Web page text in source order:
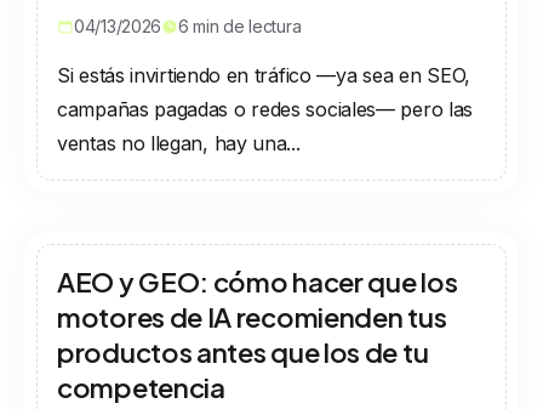
04/13/2026 6 min de lectura
Si estás invirtiendo en tráfico —ya sea en SEO,
campañas pagadas o redes sociales— pero las
ventas no llegan, hay una...
AEO y GEO: cómo hacer que los
motores de IA recomienden tus
productos antes que los de tu
competencia